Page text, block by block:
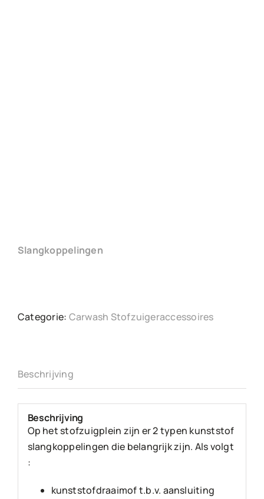
Slangkoppelingen
Categorie: Carwash Stofzuigeraccessoires
Beschrijving
Beschrijving
Op het stofzuigplein zijn er 2 typen kunststof
slangkoppelingen die belangrijk zijn. Als volgt
:
kunststofdraaimof t.b.v. aansluiting